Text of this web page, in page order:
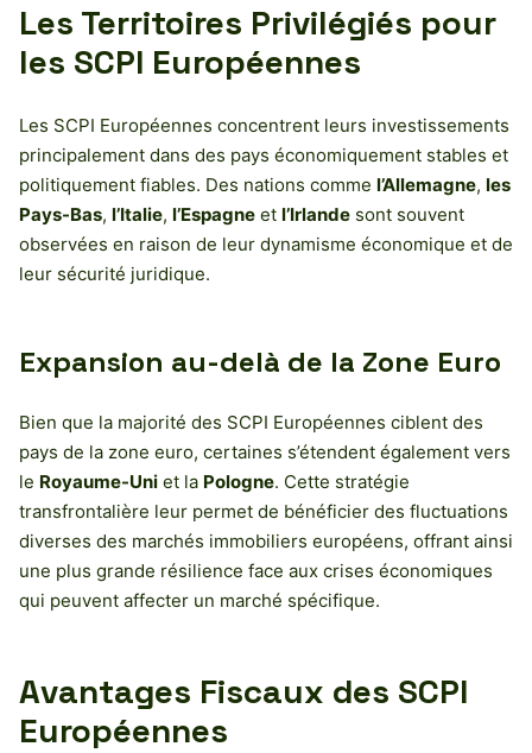
Les Territoires Privilégiés pour
les SCPI Européennes
Les SCPI Européennes concentrent leurs investissements
principalement dans des pays économiquement stables et
politiquement fiables. Des nations comme l’Allemagne, les
Pays-Bas, l’Italie, l’Espagne et l’Irlande sont souvent
observées en raison de leur dynamisme économique et de
leur sécurité juridique.
Expansion au-delà de la Zone Euro
Bien que la majorité des SCPI Européennes ciblent des
pays de la zone euro, certaines s’étendent également vers
le Royaume-Uni et la Pologne. Cette stratégie
transfrontalière leur permet de bénéficier des fluctuations
diverses des marchés immobiliers européens, offrant ainsi
une plus grande résilience face aux crises économiques
qui peuvent affecter un marché spécifique.
Avantages Fiscaux des SCPI
Européennes